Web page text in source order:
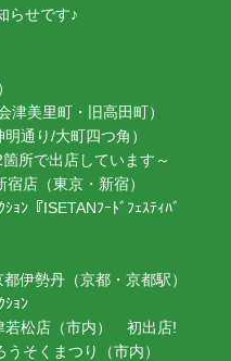
らせです♪
里町・旧高田町）
り/大町四つ角）
しています～
（東京・新宿）
ﾌｰﾄﾞﾌｪｽﾃｨﾊﾞ
勢丹（京都・京都駅）
ｼｮﾝ
松店（市内） 初出店!
くまつり（市内）